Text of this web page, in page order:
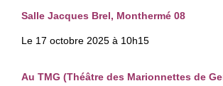
Salle Jacques Brel, Monthermé 08
Le 17 octobre 2025 à 10h15
Au TMG (Théâtre des Marionnettes de